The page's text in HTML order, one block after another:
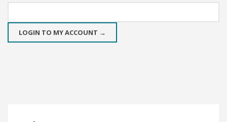
LOGIN TO MY ACCOUNT →